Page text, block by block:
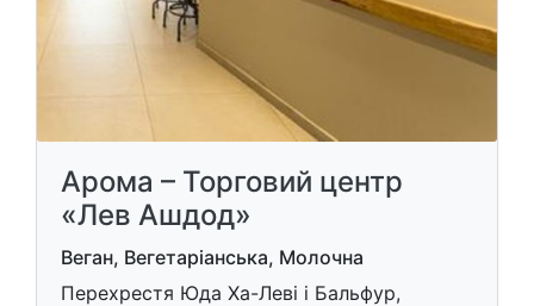
Арома – Торговий центр
«Лев Ашдод»
Веган, Вегетаріанська, Молочна
Перехрестя Юда Ха-Леві і Бальфур,